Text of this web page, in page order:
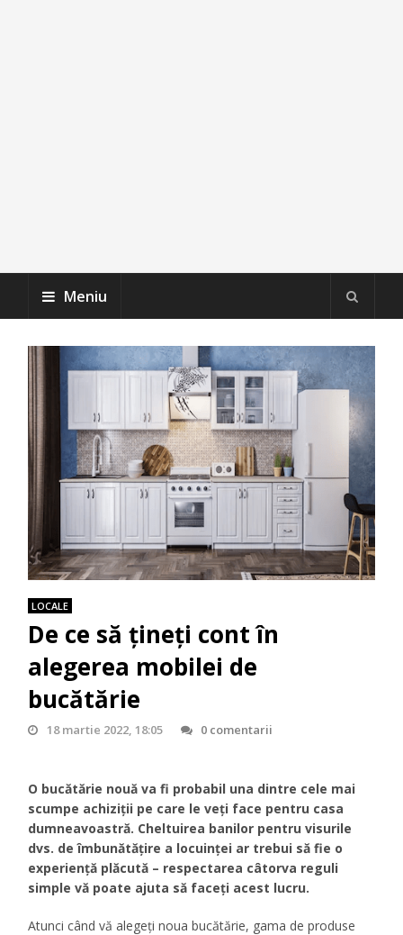
Meniu
LOCALE
De ce să țineți cont în
alegerea mobilei de
bucătărie
18 martie 2022, 18:05 0 comentarii
O bucătărie nouă va fi probabil una dintre cele mai
scumpe achiziții pe care le veți face pentru casa
dumneavoastră. Cheltuirea banilor pentru visurile
dvs. de îmbunătățire a locuinței ar trebui să fie o
experiență plăcută – respectarea câtorva reguli
simple vă poate ajuta să faceți acest lucru.
Atunci când vă alegeți noua bucătărie, gama de produse